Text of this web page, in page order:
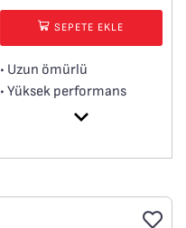
SEPETE EKLE
• Uzun ömürlü
• Yüksek performans
• Balık ve et kesimi için